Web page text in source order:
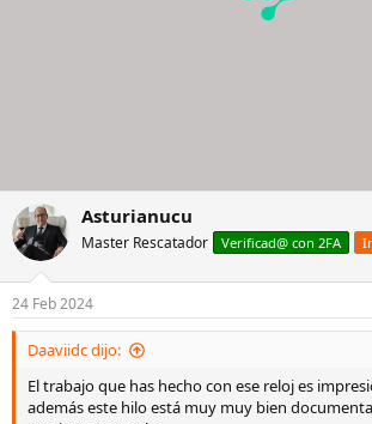
Asturianucu
Master Rescatador Verificad@ con 2FA
24 Feb 2024
Daaviidc dijo:
El trabajo que has hecho con ese reloj es
además este hilo está muy muy bien